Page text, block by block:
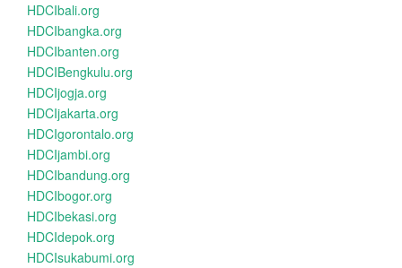
HDCIbali.org
HDCIbangka.org
HDCIbanten.org
HDCIBengkulu.org
HDCIjogja.org
HDCIjakarta.org
HDCIgorontalo.org
HDCIjambi.org
HDCIbandung.org
HDCIbogor.org
HDCIbekasi.org
HDCIdepok.org
HDCIsukabumi.org